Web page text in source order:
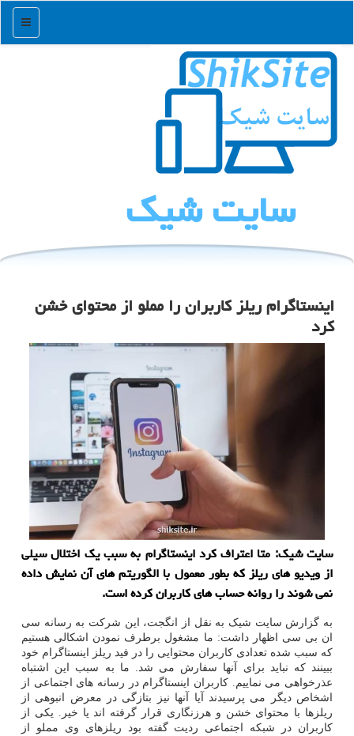
منو
سایت شیك
اینستاگرام ریلز کاربران را مملو از محتوای خشن
کرد
سایت شیک: متا اعتراف کرد اینستاگرام به سبب یک اختلال سیلی
از ویدیو های ریلز که بطور معمول با الگوریتم های آن نمایش داده
نمی شوند را روانه حساب های کاربران کرده است.
به گزارش سایت شیک به نقل از انگجت، این شرکت به رسانه سی
ان بی سی اظهار داشت: ما مشغول برطرف نمودن اشکالی هستیم
که سبب شده تعدادی کاربران محتوایی را در فید ریلز اینستاگرام خود
ببینند که نباید برای آنها سفارش می شد. ما به سبب این اشتباه
عذرخواهی می نماییم. کاربران اینستاگرام در رسانه های اجتماعی از
اشخاص دیگر می پرسیدند آیا آنها نیز بتازگی در معرض انبوهی از
ریلزها با محتوای خشن و هرزنگاری قرار گرفته اند یا خیر. یکی از
کاربران در شبکه اجتماعی ردیت گفته بود ریلزهای وی مملو از